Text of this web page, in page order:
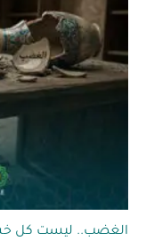
الغضب.. ليست كل